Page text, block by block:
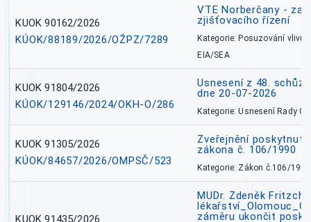
KUOK 90162/2026
KÚOK/88189/2026/OŽPZ/7289
VTE Norberčany -
zjišťovacího řízení
Kategorie: Posuzování vlivů
EIA/SEA
KUOK 91804/2026
KÚOK/129146/2024/OKH-O/286
Usnesení z 48.
dne 20-07-2026
Kategorie: Usnesení Rady
KUOK 91305/2026
KÚOK/84657/2026/OMPSČ/523
Zveřejnění poskytnutí
zákona č. 106/1990
Kategorie: Zákon č.106/1999
KUOK 91435/2026
MUDr. Zdeněk
záměru ukončit